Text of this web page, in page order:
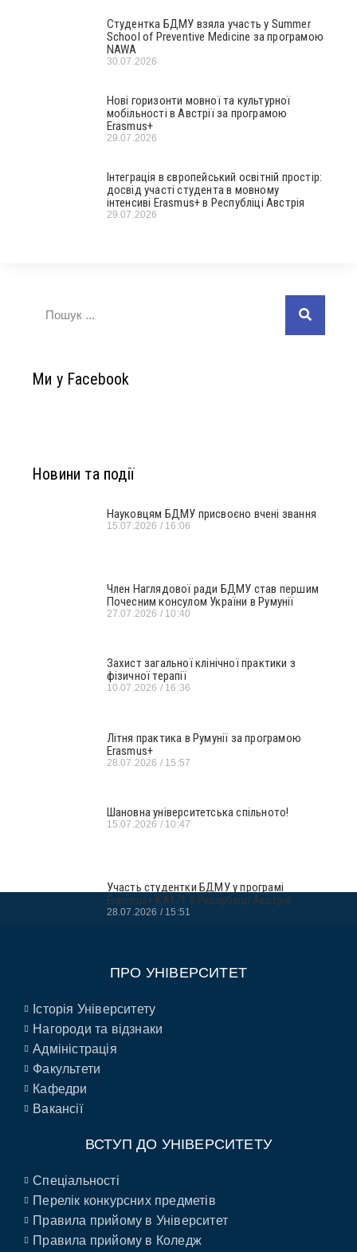
Студентка БДМУ взяла участь у Summer
School of Preventive Medicine за програмою
NAWA
30.07.2026
Нові горизонти мовної та культурної
мобільності в Австрії за програмою
Erasmus+
29.07.2026
Інтеграція в європейський освітній простір:
досвід участі студента в мовному
інтенсиві Erasmus+ в Республіці Австрія
29.07.2026
Ми у Facebook
Новини та події
Науковцям БДМУ присвоєно вчені звання
15.07.2026 16:06
Член Наглядової ради БДМУ став першим
Почесним консулом України в Румунії
27.07.2026 10:40
Захист загальної клінічної практики з
фізичної терапії
10.07.2026 16:36
Літня практика в Румунії за програмою
Erasmus+
28.07.2026 15:57
Шановна університетська спільното!
15.07.2026 10:47
Участь студентки БДМУ у програмі
Erasmus+ KA171 в Республіці Австрія
28.07.2026 15:51
ПРО УНІВЕРСИТЕТ
Історія Університету
Нагороди та відзнаки
Адміністрація
Факультети
Кафедри
Вакансії
ВСТУП ДО УНІВЕРСИТЕТУ
Спеціальності
Перелік конкурсних предметів
Правила прийому в Університет
Правила прийому в Коледж